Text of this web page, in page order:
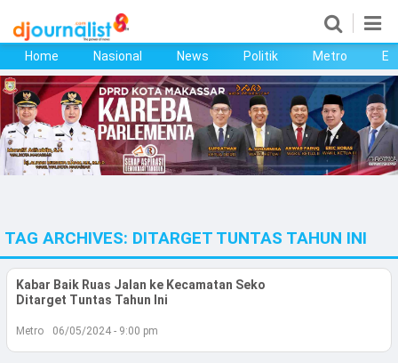
Home
Nasional
News
Metro
Ekonomi
Bisnis
Home Nasional News Politik Metro
TAG ARCHIVES: DITARGET TUNTAS TAHUN INI
Kabar Baik Ruas Jalan ke Kecamatan Seko
Ditarget Tuntas Tahun Ini
Metro 06/05/2024 - 9:00 pm